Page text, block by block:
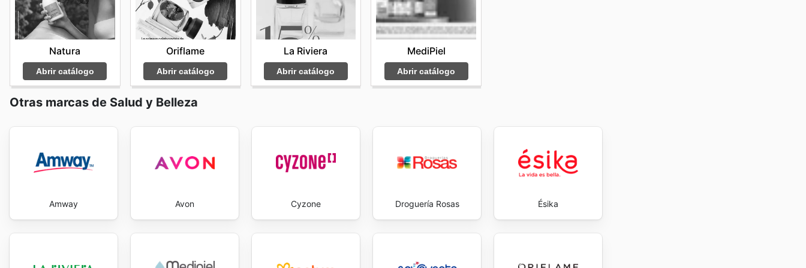
Yanbal flyersy las ofertas disponibles, las clientas aseguran no solo adquirir productos de la más alta calidad, sino
también beneficiarse de un valor excepcional. No te pierdas la oportunidad de enriquecer tu rutina de belleza con los
mejores productos y los ahorros más significativos que Yanbal tiene para ti. Visita Yanbal's website today to explore the
best deals and start saving now.
Natura
Abrir catálogo
Oriflame
Abrir catálogo
La Riviera
Abrir catálogo
MediPiel
Abrir catálogo
Otras marcas de Salud y Belleza
Amway Avon Cyzone Droguería Rosas Ésika